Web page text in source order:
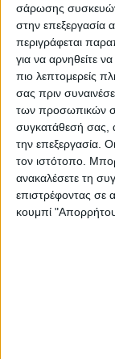
σάρωσης συσκευών.
στην επεξεργασία
περιγράφεται
για να αρνηθείτε
πιο λεπτομερείς
σας πριν
των προσωπικών
συγκατάθεσή σας,
την επεξεργασία.
τον ιστότοπο.
ανακαλέσετε τη
επιστρέφοντας σε
κουμπί
ΑΥΤΟΚΙΝΗΤΟ
ΠΑΡΟΥΣΙΑΣΕΙΣ
ΔΟΚΙΜΕΣ
ΣΤΡΙΒΟΝΤΑΣ
ΜΑΚΡΑΣ
ΑΓΟΡΑ
ΕΚΘΕΣΕΙΣ
2 WHEELS
ΜΟΤΟΣΥΚΛΕΤΑ
ΠΟΔΗΛΑΤΟ
MOTO GP